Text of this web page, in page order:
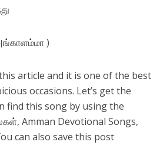
)
article and it is one of the best
occasions. Let’s get the
find this song by using the
Amman Devotional Songs,
can also save this post